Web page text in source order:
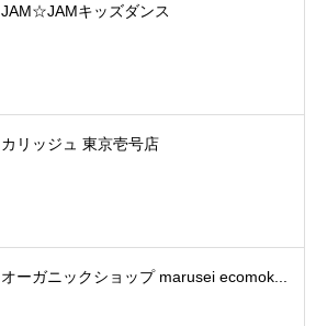
JAM☆JAMキッズダンス
カリッジュ 東京壱号店
オーガニックショップ marusei ecomok...